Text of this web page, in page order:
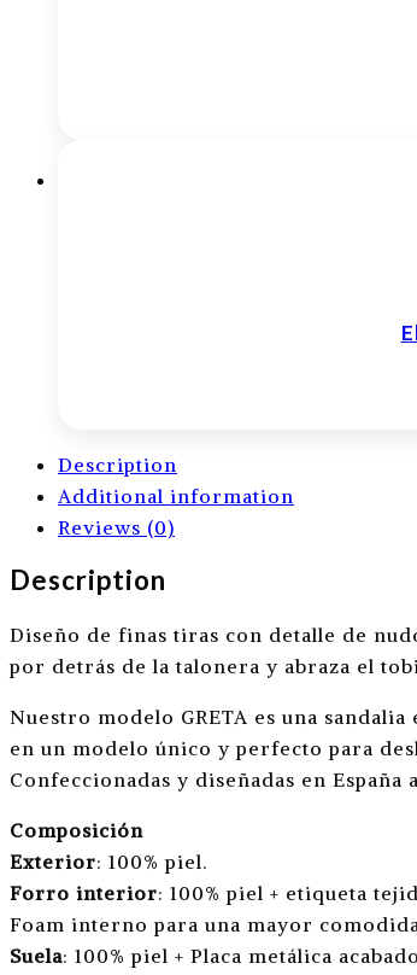
Description
Additional information
Reviews (0)
Description
Diseño de finas tiras con detalle de
por detrás de la talonera y abraza el
Nuestro modelo GRETA es una
en un modelo único y perfecto para
Confeccionadas y diseñadas en España
Composición
Exterior: 100% piel.
Forro interior: 100% piel + etiqueta
Foam interno para una mayor
Suela: 100% piel + Placa metálica